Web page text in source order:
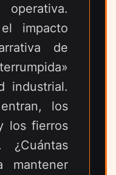
impacto
de
industrial.
los
los fierros
¿Cuántas
mantener